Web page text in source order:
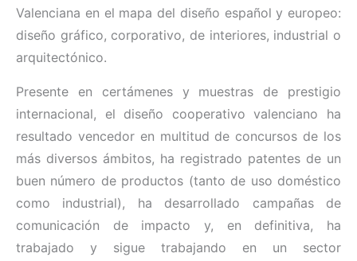
Valenciana en el mapa del diseño español y europeo:
diseño gráfico, corporativo, de interiores, industrial o
arquitectónico.
Presente en certámenes y muestras de prestigio
internacional, el diseño cooperativo valenciano ha
resultado vencedor en multitud de concursos de los
más diversos ámbitos, ha registrado patentes de un
buen número de productos (tanto de uso doméstico
como industrial), ha desarrollado campañas de
comunicación de impacto y, en definitiva, ha
trabajado y sigue trabajando en un sector